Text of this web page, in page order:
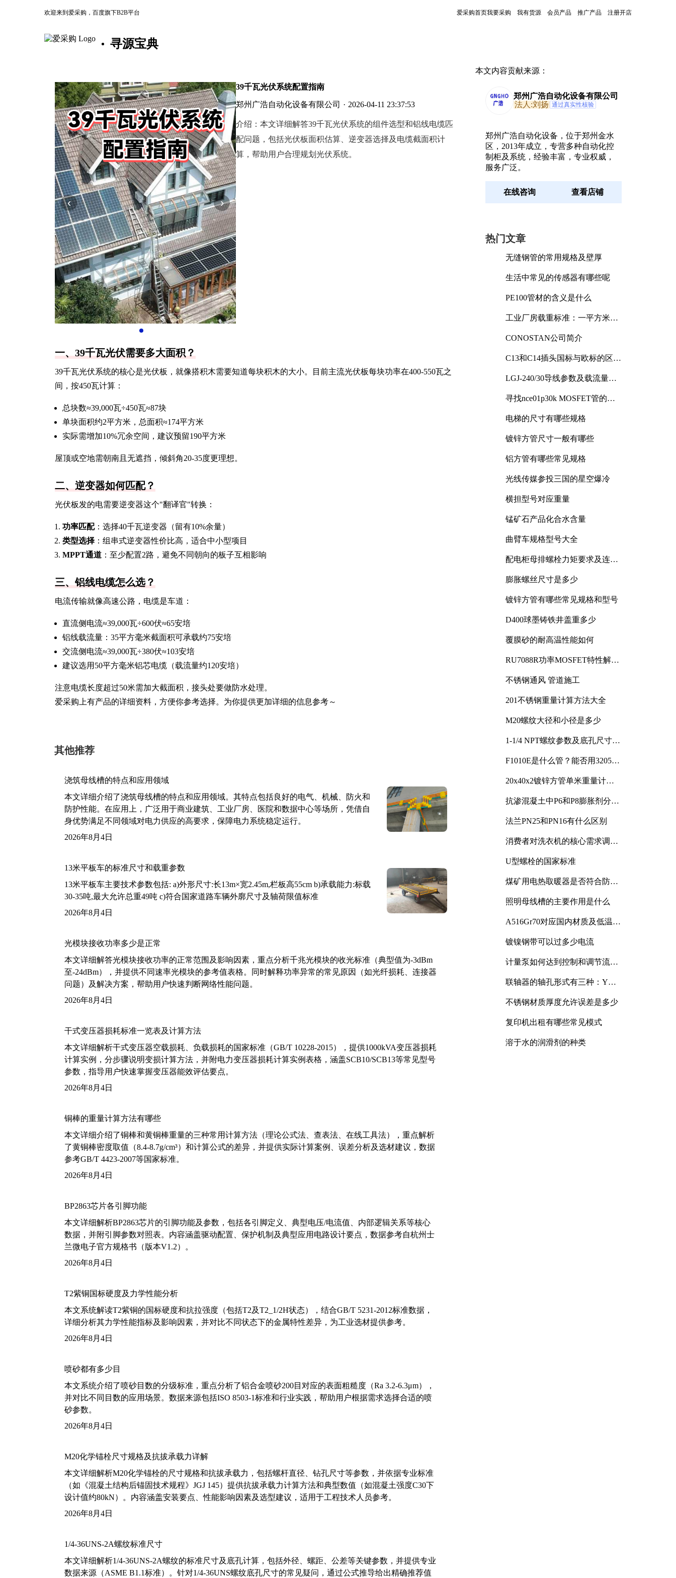
欢迎来到爱采购，百度旗下B2B平台 爱采购首页我要采购 我有货源 会员产品 推广产品 注册开店
寻源宝典
‹ ›
39千瓦光伏系统配置指南
郑州广浩自动化设备有限公司 · 2026-04-11 23:37:53
介绍： 本文详细解答39千瓦光伏系统的组件选型和铝线电缆匹
配问题，包括光伏板面积估算、逆变器选择及电缆截面积计
算，帮助用户合理规划光伏系统。
一、39千瓦光伏需要多大面积？
39千瓦光伏系统的核心是光伏板，就像搭积木需要知道每块积木的大小。目前主流光伏板每块功率在400-550瓦之
间，按450瓦计算：
总块数≈39,000瓦÷450瓦≈87块
单块面积约2平方米，总面积≈174平方米
实际需增加10%冗余空间，建议预留190平方米
屋顶或空地需朝南且无遮挡，倾斜角20-35度更理想。
二、逆变器如何匹配？
光伏板发的电需要逆变器这个"翻译官"转换：
功率匹配：选择40千瓦逆变器（留有10%余量）
类型选择 ：组串式逆变器性价比高，适合中小型项目
MPPT通道 ：至少配置2路，避免不同朝向的板子互相影响
三、铝线电缆怎么选？
电流传输就像高速公路，电缆是车道：
直流侧电流≈39,000瓦÷600伏≈65安培
铝线载流量：35平方毫米截面积可承载约75安培
交流侧电流≈39,000瓦÷380伏≈103安培
建议选用50平方毫米铝芯电缆（载流量约120安培）
注意电缆长度超过50米需加大截面积，接头处要做防水处理。
爱采购上有产品的详细资料，方便你参考选择。为你提供更加详细的信息参考～
其他推荐
浇筑母线槽的特点和应用领域
本文详细介绍了浇筑母线槽的特点和应用领域。其特点包括良好的电气、机械、防火和
防护性能。在应用上，广泛用于商业建筑、工业厂房、医院和数据中心等场所，凭借自
身优势满足不同领域对电力供应的高要求，保障电力系统稳定运行。
2026年8月4日
13米平板车的标准尺寸和载重参数
13米平板车主要技术参数包括: a)外形尺寸:长13m×宽2.45m,栏板高55cm b)承载能力:标载
30-35吨,最大允许总重49吨 c)符合国家道路车辆外廓尺寸及轴荷限值标准
2026年8月4日
光模块接收功率多少是正常
本文详细解答光模块接收功率的正常范围及影响因素，重点分析千兆光模块的收光标准（典型值为-3dBm
至-24dBm），并提供不同速率光模块的参考值表格。同时解释功率异常的常见原因（如光纤损耗、连接器
问题）及解决方案，帮助用户快速判断网络性能问题。
2026年8月4日
干式变压器损耗标准一览表及计算方法
本文详细解析干式变压器空载损耗、负载损耗的国家标准（GB/T 10228-2015），提供1000kVA变压器损耗
计算实例，分步骤说明变损计算方法，并附电力变压器损耗计算实例表格，涵盖SCB10/SCB13等常见型号
参数，指导用户快速掌握变压器能效评估要点。
2026年8月4日
铜棒的重量计算方法有哪些
本文详细介绍了铜棒和黄铜棒重量的三种常用计算方法（理论公式法、查表法、在线工具法），重点解析
了黄铜棒密度取值（8.4-8.7g/cm³）和计算公式的差异，并提供实际计算案例、误差分析及选材建议，数据
参考GB/T 4423-2007等国家标准。
2026年8月4日
BP2863芯片各引脚功能
本文详细解析BP2863芯片的引脚功能及参数，包括各引脚定义、典型电压/电流值、内部逻辑关系等核心
数据，并附引脚参数对照表。内容涵盖驱动配置、保护机制及典型应用电路设计要点，数据参考自杭州士
兰微电子官方规格书（版本V1.2）。
2026年8月4日
T2紫铜国标硬度及力学性能分析
本文系统解读T2紫铜的国标硬度和抗拉强度（包括T2及T2_1/2H状态），结合GB/T 5231-2012标准数据，
详细分析其力学性能指标及影响因素，并对比不同状态下的金属特性差异，为工业选材提供参考。
2026年8月4日
喷砂都有多少目
本文系统介绍了喷砂目数的分级标准，重点分析了铝合金喷砂200目对应的表面粗糙度（Ra 3.2-6.3μm），
并对比不同目数的应用场景。数据来源包括ISO 8503-1标准和行业实践，帮助用户根据需求选择合适的喷
砂参数。
2026年8月4日
M20化学锚栓尺寸规格及抗拔承载力详解
本文详细解析M20化学锚栓的尺寸规格和抗拔承载力，包括螺杆直径、钻孔尺寸等参数，并依据专业标准
（如《混凝土结构后锚固技术规程》JGJ 145）提供抗拔承载力计算方法和典型数值（如混凝土强度C30下
设计值约80kN）。内容涵盖安装要点、性能影响因素及选型建议，适用于工程技术人员参考。
2026年8月4日
1/4-36UNS-2A螺纹标准尺寸
本文详细解析1/4-36UNS-2A螺纹的标准尺寸及底孔计算，包括外径、螺距、公差等关键参数，并提供专业
数据来源（ASME B1.1标准）。针对1/4-36UNS螺纹底孔尺寸的常见疑问，通过公式推导给出精确推荐值
本文内容贡献来源：
郑州广浩自动化设备有限公司
法人:刘扬 通过真实性核验
郑州广浩自动化设备，位于郑州金水
区，2013年成立，专营多种自动化控
制柜及系统，经验丰富，专业权威，
服务广泛。
在线咨询 查看店铺
热门文章
无缝钢管的常用规格及壁厚
生活中常见的传感器有哪些呢
PE100管材的含义是什么
工业厂房载重标准：一平方米能
CONOSTAN公司简介
C13和C14插头国标与欧标的区别
LGJ-240/30导线参数及载流量解
寻找nce01p30k MOSFET管的合
电梯的尺寸有哪些规格
镀锌方管尺寸一般有哪些
铝方管有哪些常见规格
光线传媒参投三国的星空爆冷
横担型号对应重量
锰矿石产品化合水含量
曲臂车规格型号大全
配电柜母排螺栓力矩要求及连接
膨胀螺丝尺寸是多少
镀锌方管有哪些常见规格和型号
D400球墨铸铁井盖重多少
覆膜砂的耐高温性能如何
RU7088R功率MOSFET特性解析
不锈钢通风 管道施工
201不锈钢重量计算方法大全
M20螺纹大径和小径是多少
1-1/4 NPT螺纹参数及底孔尺寸详
F1010E是什么管？能否用3205或
20x40x2镀锌方管单米重量计算
抗渗混凝土中P6和P8膨胀剂分别
法兰PN25和PN16有什么区别
消费者对洗衣机的核心需求调研
U型螺栓的国家标准
煤矿用电热取暖器是否符合防爆
照明母线槽的主要作用是什么
A516Gr70对应国内材质及低温冲
镀镍钢带可以过多少电流
计量泵如何达到控制和调节流量
联轴器的轴孔形式有三种：Y
不锈钢材质厚度允许误差是多少
复印机出租有哪些常见模式
溶于水的润滑剂的种类